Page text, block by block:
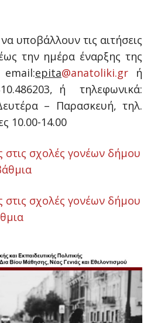
υποβάλλουν τις αιτήσεις
την ημέρα έναρξης της
email:epita@anatoliki.gr ή
ή τηλεφωνικά:
– Παρασκευή, τηλ.
10.00-14.00
στις σχολές γονέων δήμου
στις σχολές γονέων δήμου